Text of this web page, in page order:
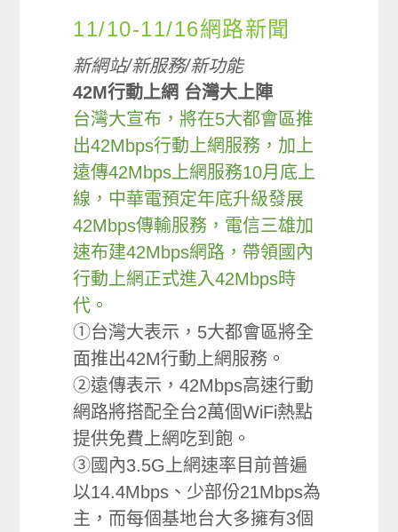
11/10-11/16網路新聞
新網站/新服務/新功能
42M行動上網 台灣大上陣
台灣大宣布，將在5大都會區推
出42Mbps行動上網服務，加上
遠傳42Mbps上網服務10月底上
線，中華電預定年底升級發展
42Mbps傳輸服務，電信三雄加
速布建42Mbps網路，帶領國內
行動上網正式進入42Mbps時
代。
①台灣大表示，5大都會區將全
面推出42M行動上網服務。
②遠傳表示，42Mbps高速行動
網路將搭配全台2萬個WiFi熱點
提供免費上網吃到飽。
③國內3.5G上網速率目前普遍
以14.4Mbps、少部份21Mbps為
主，而每個基地台大多擁有3個